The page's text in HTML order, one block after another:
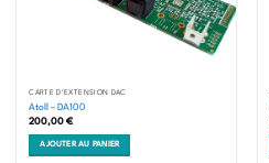
CARTE D'EXTENSION DAC
Atoll – DA100
200,00€
AJOUTER AU PANIER